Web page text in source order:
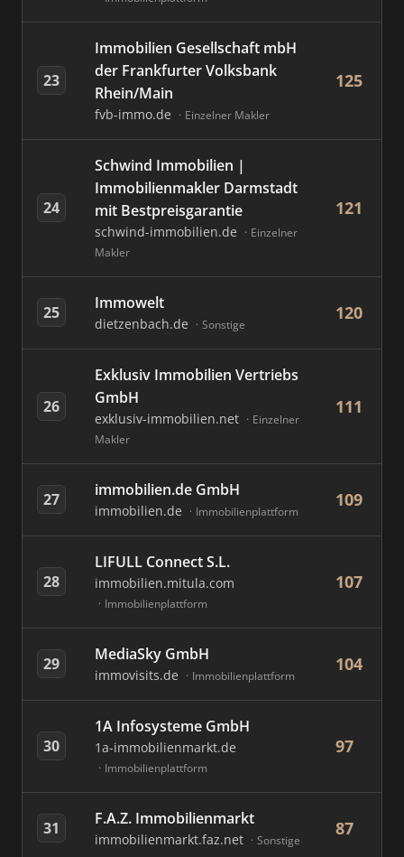
23
Immobilien Gesellschaft mbH
der Frankfurter Volksbank
Rhein/Main
fvb-immo.de Einzelner Makler
125
24
Schwind Immobilien |
Immobilienmakler Darmstadt
mit Bestpreisgarantie
schwind-immobilien.de
Einzelner
Makler
121
25 Immowelt
dietzenbach.de Sonstige
120
26
Exklusiv Immobilien Vertriebs
GmbH
exklusiv-immobilien.net
Einzelner
Makler
111
27 immobilien.de GmbH
immobilien.de Immobilienplattform
109
28
LIFULL Connect S.L.
immobilien.mitula.com
Immobilienplattform
107
29 MediaSky GmbH
immovisits.de Immobilienplattform
104
30
1A Infosysteme GmbH
1a-immobilienmarkt.de
Immobilienplattform
97
31 F.A.Z. Immobilienmarkt
immobilienmarkt.faz.net Sonstige
87